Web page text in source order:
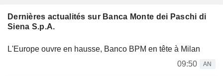
Dernières actualités sur Banca Monte dei Paschi di
Siena S.p.A.
L'Europe ouvre en hausse, Banco BPM en tête à Milan
09:50
AN